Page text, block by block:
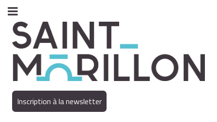
Inscription à la newsletter